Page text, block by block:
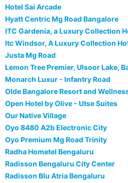
Hotel Sai Arcade
Hyatt Centric Mg Road Bangalore
ITC Gardenia, a Luxury Collection
Itc Windsor, A Luxury Collection
Justa Mg Road
Lemon Tree Premier, Ulsoor Lake,
Monarch Luxur - Infantry Road
Olde Bangalore Resort and
Open Hotel by Olive - Utse Suites
Our Native Village
Oyo 8480 A2b Electronic City
Oyo Premium Mg Road Trinity
Radha Hometel Bengaluru
Radisson Bengaluru City Center
Radisson Blu Atria Bengaluru